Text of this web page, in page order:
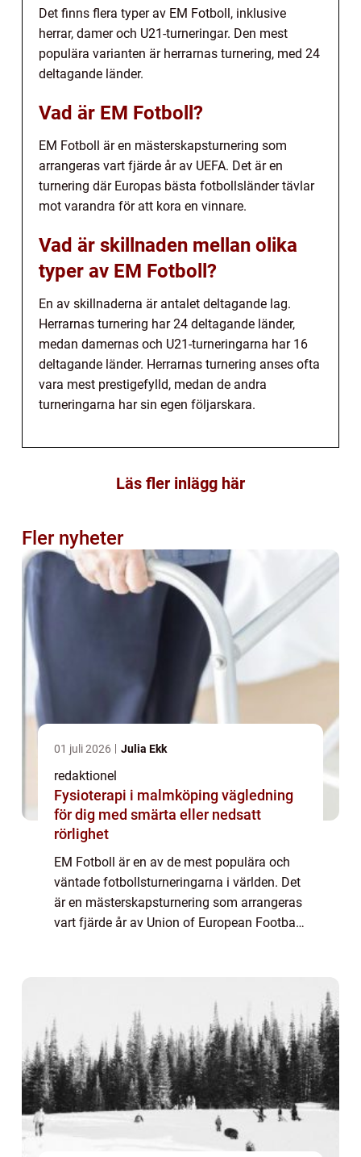
Det finns flera typer av EM Fotboll, inklusive
herrar, damer och U21-turneringar. Den mest
populära varianten är herrarnas turnering, med 24
deltagande länder.
Vad är EM Fotboll?
EM Fotboll är en mästerskapsturnering som
arrangeras vart fjärde år av UEFA. Det är en
turnering där Europas bästa fotbollsländer tävlar
mot varandra för att kora en vinnare.
Vad är skillnaden mellan olika
typer av EM Fotboll?
En av skillnaderna är antalet deltagande lag.
Herrarnas turnering har 24 deltagande länder,
medan damernas och U21-turneringarna har 16
deltagande länder. Herrarnas turnering anses ofta
vara mest prestigefylld, medan de andra
turneringarna har sin egen följarskara.
Läs fler inlägg här
Fler nyheter
01 juli 2026 Julia Ekk
redaktionel
Fysioterapi i malmköping vägledning
för dig med smärta eller nedsatt
rörlighet
EM Fotboll är en av de mest populära och
väntade fotbollsturneringarna i världen. Det
är en mästerskapsturnering som arrangeras
vart fjärde år av Union of European Football